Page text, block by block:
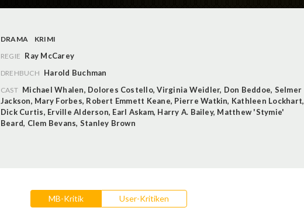
DRAMA
KRIMI
REGIE Ray McCarey
DREHBUCH Harold Buchman
CAST Michael Whalen, Dolores Costello,Virginia Weidler, Don Beddoe, Selmer
Jackson, Mary Forbes, Robert Emmett Keane, Pierre Watkin, Kathleen Lockhart,
Dick Curtis, Erville Alderson, Earl Askam, Harry A. Bailey, Matthew 'Stymie'
Beard, Clem Bevans, Stanley Brown
MB-Kritik User-Kritiken